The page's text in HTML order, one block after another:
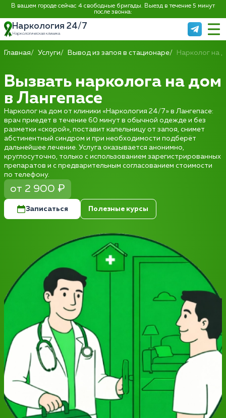
В вашем городе сейчас 4 свободные бригады. Выезд в течение 5 минут
после звонка:
Наркология 24/7
Наркологическая клиника
Главная Услуги Вывод из запоя в стационаре Нарколог на
Вызвать нарколога на дом
в Лангепасе
Нарколог на дом от клиники «Наркология 24/7» в Лангепасе:
врач приедет в течение 60 минут в обычной одежде и без
разметки «скорой», поставит капельницу от запоя, снимет
абстинентный синдром и при необходимости подберёт
дальнейшее лечение. Услуга оказывается анонимно,
круглосуточно, только с использованием зарегистрированных
препаратов и с предварительным согласованием стоимости
по телефону.
от 2 900 ₽
Записаться Полезные курсы